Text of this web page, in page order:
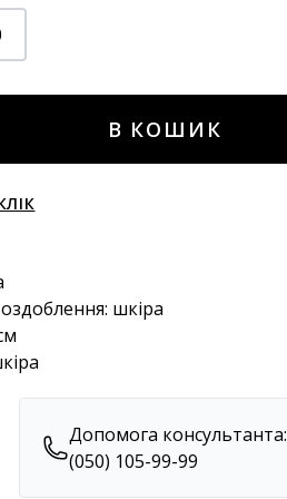
В КОШИК
шкіра
Допомога консультанта:
(050) 105-99-99